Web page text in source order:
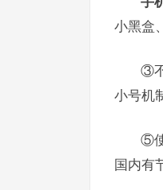
小黑盒
③
小号机
⑤
国内有